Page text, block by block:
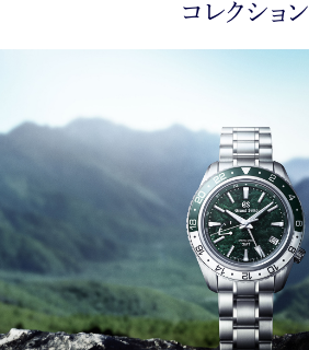
コレクション